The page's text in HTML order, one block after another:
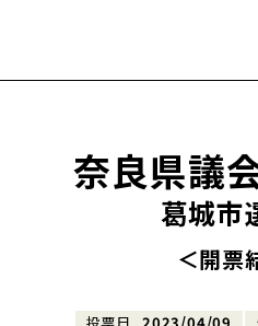
奈良県議
葛城市
＜開票